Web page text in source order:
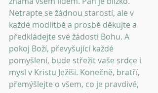
Netrapte se žádnou starostí, ale v
každé modlitbě a prosbě děkujte a
předkládejte své žádosti Bohu. A
pokoj Boží, převyšující každé
pomyšlení, bude střežit vaše srdce i
mysl v Kristu Ježíši. Konečně, bratří,
přemýšlejte o všem, co je pravdivé,